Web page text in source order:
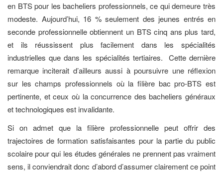
en BTS pour les bacheliers professionnels, ce qui demeure très
modeste. Aujourd’hui, 16 % seulement des jeunes entrés en
seconde professionnelle obtiennent un BTS cinq ans plus tard,
et ils réussissent plus facilement dans les spécialités
industrielles que dans les spécialités tertiaires. Cette dernière
remarque inciterait d’ailleurs aussi à poursuivre une réflexion
sur les champs professionnels où la filière bac pro-BTS est
pertinente, et ceux où la concurrence des bacheliers généraux
et technologiques est invalidante.
Si on admet que la filière professionnelle peut offrir des
trajectoires de formation satisfaisantes pour la partie du public
scolaire pour qui les études générales ne prennent pas vraiment
sens, il conviendrait donc d’abord d’assumer clairement ce point